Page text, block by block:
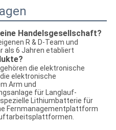
Handelsgesellschaft?
R & D-Team und
als 6 Jahren etabliert
die elektronische
elektronische
Arm und
für Langlauf-
Lithiumbatterie für
Fernmanagementplattform